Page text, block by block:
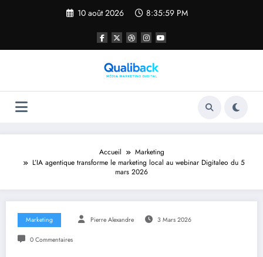
10 août 2026 8:35:59 PM
Accueil
Marketing
L’IA agentique transforme le marketing local au webinar Digitaleo du 5
mars 2026
Marketing Pierre Alexandre 3 Mars 2026
0 Commentaires